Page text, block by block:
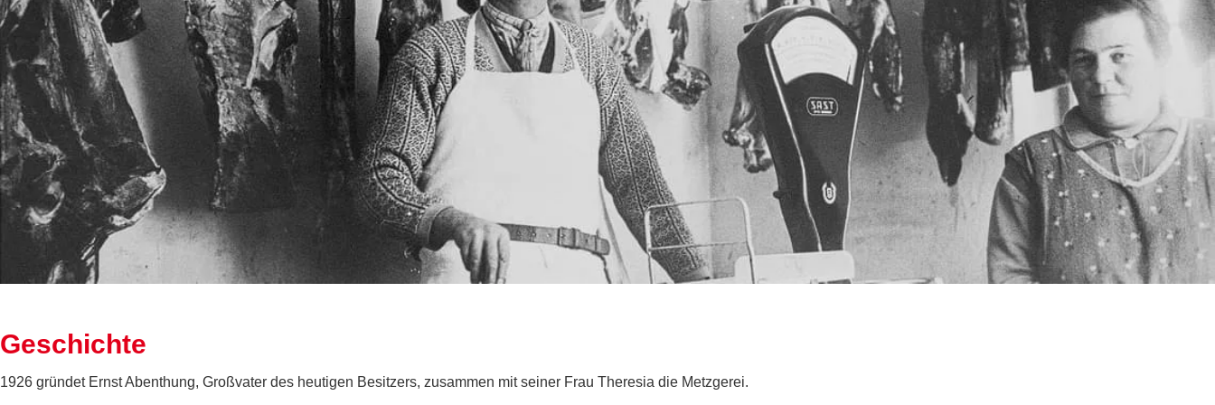
Geschichte
1926 gründet Ernst Abenthung, Großvater des heutigen Besitzers, zusammen mit seiner Frau Theresia die Metzgerei.